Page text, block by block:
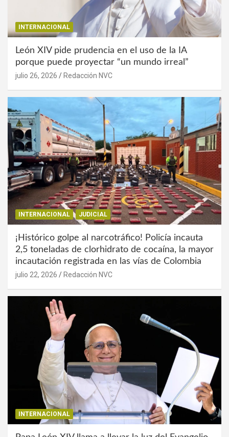
INTERNACIONAL
León XIV pide prudencia en el uso de la IA
porque puede proyectar “un mundo irreal”
julio 26, 2026 Redacción NVC
INTERNACIONAL JUDICIAL
¡Histórico golpe al narcotráfico! Policía incauta
2,5 toneladas de clorhidrato de cocaína, la mayor
incautación registrada en las vías de Colombia
julio 22, 2026 Redacción NVC
INTERNACIONAL